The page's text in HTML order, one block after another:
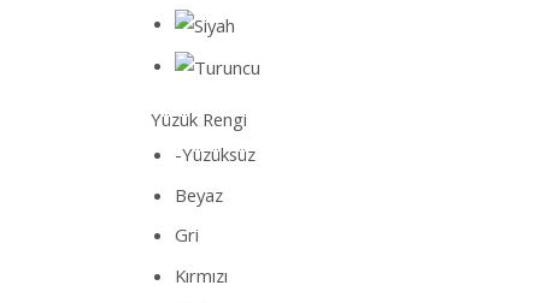
Yüzük Rengi
-Yüzüksüz
Beyaz
Gri
Kırmızı